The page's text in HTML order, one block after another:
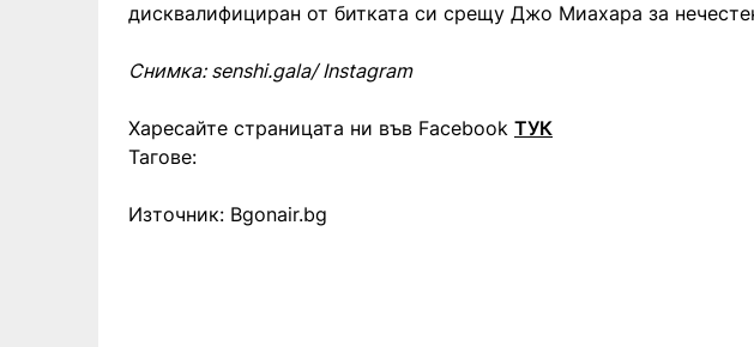
дисквалифициран от битката си срещу Джо Миахара за
Снимка: senshi.gala/ Instagram
Харесайте страницата ни във Facebook ТУК
Тагове:
Източник: Bgonair.bg